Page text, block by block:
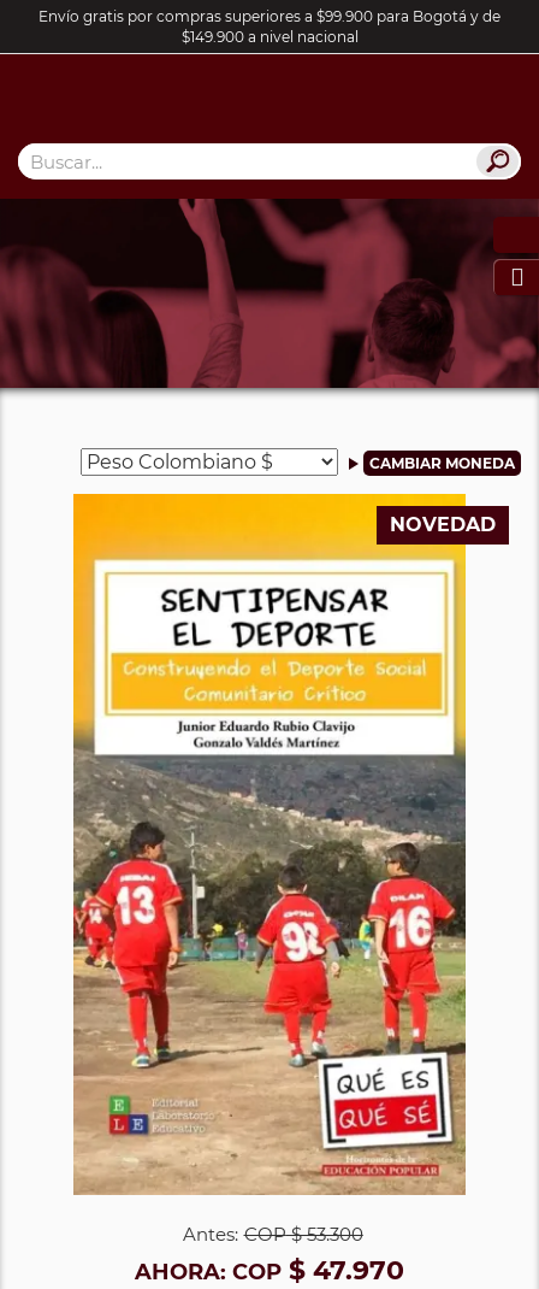
Envío gratis por compras superiores a $99.900 para Bogotá y de
$149.900 a nivel nacional

NOVEDAD
Antes: COP$ 53.300
AHORA: COP $ 47.970